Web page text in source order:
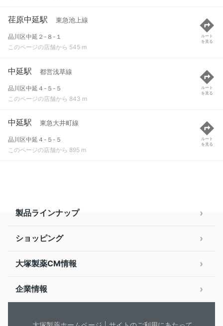
荏原中延駅 東急池上線
品川区中延２-８-１
このページの店舗から 545 m
ルート
を見る
中延駅 都営浅草線
品川区中延４-５-５
このページの店舗から 843 m
ルート
を見る
中延駅 東急大井町線
品川区中延４-５-５
このページの店舗から 895 m
ルート
を見る
製品ラインナップ
ショッピング
大塚製薬CM情報
企業情報